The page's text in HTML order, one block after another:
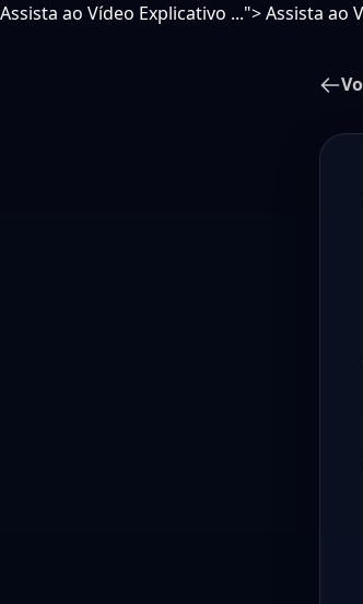
Assista ao Vídeo Explicativo ...">Assista ao